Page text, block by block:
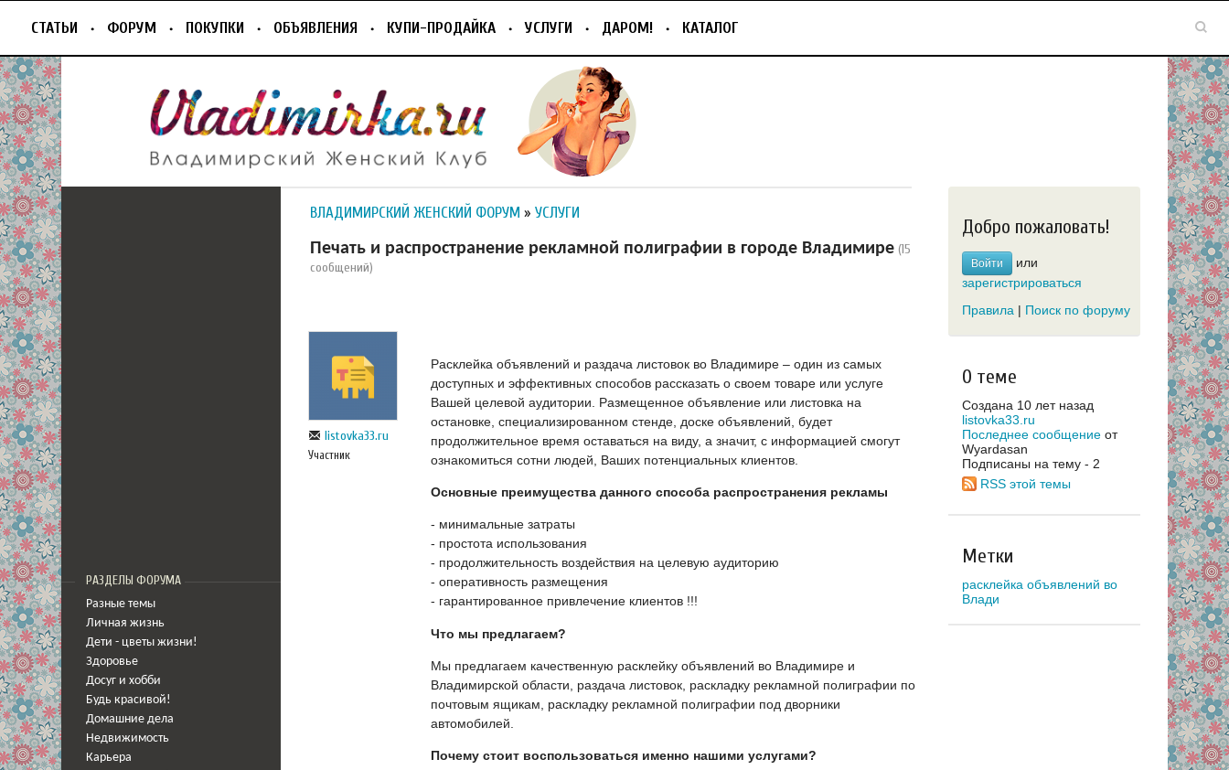
СТАТЬИ ФОРУМ ПОКУПКИ ОБЪЯВЛЕНИЯ КУПИ-ПРОДАЙКА УСЛУГИ ДАРОМ! КАТАЛОГ
РАЗДЕЛЫ ФОРУМА
Разные темы
Личная жизнь
Дети - цветы жизни!
Здоровье
Досуг и хобби
Будь красивой!
Домашние дела
Недвижимость
Карьера
ВЛАДИМИРСКИЙ ЖЕНСКИЙ ФОРУМ » УСЛУГИ
Печать и распространение рекламной полиграфии в городе Владимире (15
сообщений)
listovka33.ru
Участник
Расклейка объявлений и раздача листовок во Владимире – один из самых
доступных и эффективных способов рассказать о своем товаре или услуге
Вашей целевой аудитории. Размещенное объявление или листовка на
остановке, специализированном стенде, доске объявлений, будет
продолжительное время оставаться на виду, а значит, с информацией смогут
ознакомиться сотни людей, Ваших потенциальных клиентов.
Основные преимущества данного способа распространения рекламы
- минимальные затраты
- простота использования
- продолжительность воздействия на целевую аудиторию
- оперативность размещения
- гарантированное привлечение клиентов !!!
Что мы предлагаем?
Мы предлагаем качественную расклейку объявлений во Владимире и
Владимирской области, раздача листовок, раскладку рекламной полиграфии по
почтовым ящикам, раскладку рекламной полиграфии под дворники
автомобилей.
Почему стоит воспользоваться именно нашими услугами?
Добро пожаловать!
Войти
или
зарегистрироваться
Правила | Поиск по форуму
О теме
Создана 10 лет назад
listovka33.ru
Последнее сообщение от
Wyardasan
Подписаны на тему - 2
RSS этой темы
Метки
расклейка объявлений во
Влади